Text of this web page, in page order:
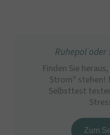
Ruhepol oder
Finden Sie
Strom" stehen!
Selbsttest
Zum